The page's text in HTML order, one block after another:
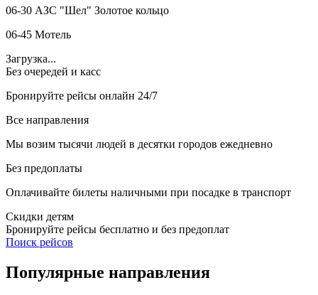
06-30 АЗС "Шел" Золотое кольцо
06-45 Мотель
Загрузка...
Без очередей и касс
Бронируйте рейсы онлайн 24/7
Все направления
Мы возим тысячи людей в десятки городов ежедневно
Без предоплаты
Оплачивайте билеты наличными при посадке в транспорт
Скидки детям
Бронируйте рейсы бесплатно и без предоплат
Поиск рейсов
Популярные направления